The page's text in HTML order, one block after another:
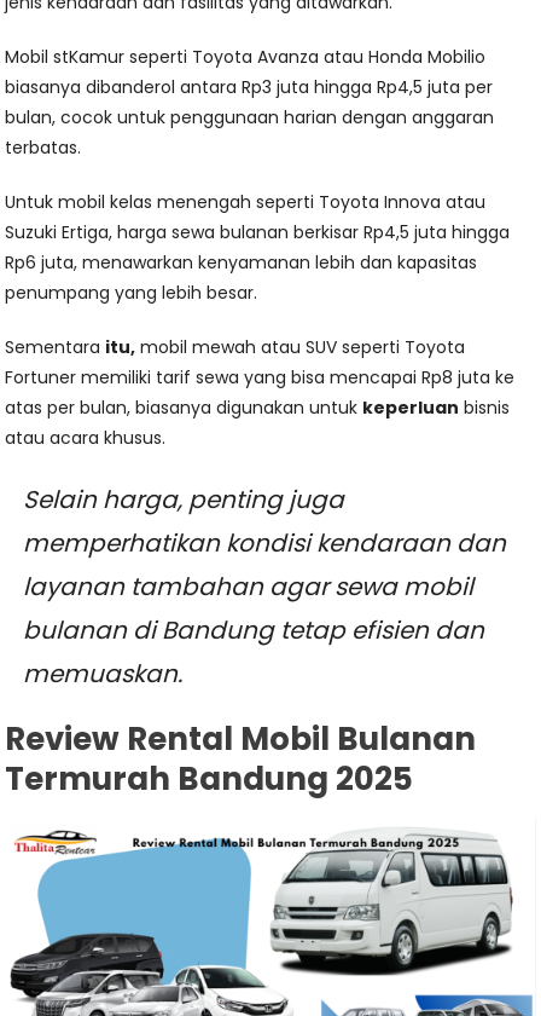
Mobil stKamur seperti Toyota Avanza atau Honda Mobilio
biasanya dibanderol antara Rp3 juta hingga Rp4,5 juta per
bulan, cocok untuk penggunaan harian dengan anggaran
terbatas.
Untuk mobil kelas menengah seperti Toyota Innova atau
Suzuki Ertiga, harga sewa bulanan berkisar Rp4,5 juta hingga
Rp6 juta, menawarkan kenyamanan lebih dan kapasitas
penumpang yang lebih besar.
Sementara itu, mobil mewah atau SUV seperti Toyota
Fortuner memiliki tarif sewa yang bisa mencapai Rp8 juta ke
atas per bulan, biasanya digunakan untuk keperluan bisnis
atau acara khusus.
Selain harga, penting juga
memperhatikan kondisi kendaraan dan
layanan tambahan agar sewa mobil
bulanan di Bandung tetap efisien dan
memuaskan.
Review Rental Mobil Bulanan
Termurah Bandung 2025